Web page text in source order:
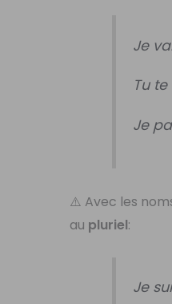
Je
Tu
Je
⚠️ Avec les
au pluriel:
Je